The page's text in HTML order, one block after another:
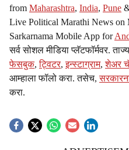
from Maharashtra, India, Pune
Live Political Marathi News on
Sarkarnama Mobile App for
सर्व सोशल मीडिया प्लॅटफॉर्मवर.
फेसबुक,ट्विटर,इन्स्टाग्राम,शेअर
आम्हाला फॉलो करा. तसेच,
करा.